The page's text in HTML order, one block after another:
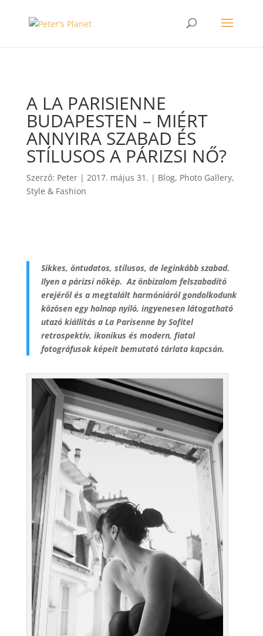
A LA PARISIENNE
BUDAPESTEN – MIÉRT
ANNYIRA SZABAD ÉS
STÍLUSOS A PÁRIZSI NŐ?
Szerző: Peter| 2017. május 31. | Blog, Photo Gallery,
Style & Fashion
Sikkes, öntudatos, stílusos, de leginkább szabad.
Ilyen a párizsi nőkép. Az önbizalom felszabadító
erejéről és a megtalált harmóniáról gondolkodunk
közösen egy holnap nyíló, ingyenesen látogatható
utazó kiállítás a La Parisenne by Sofitel
retrospektív, ikonikus és modern, fiatal
fotográfusok képeit bemutató tárlata kapcsán.